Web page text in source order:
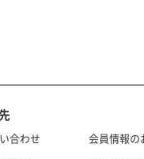
合わせ
会員情報の